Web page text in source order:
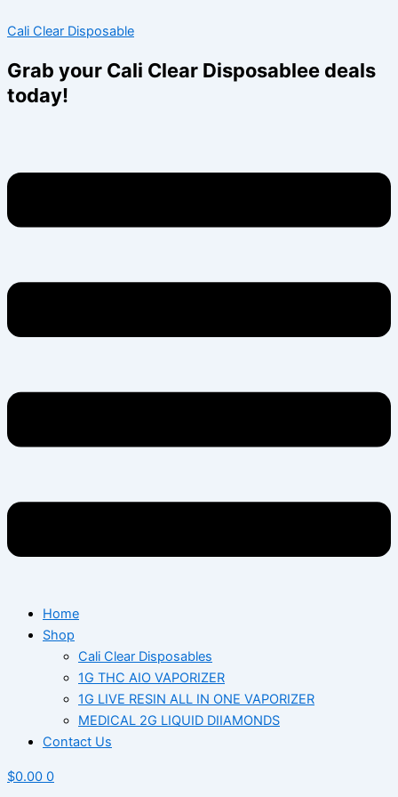
to
Cali Clear Disposable
Grab your Cali Clear Disposablee deals
today!
Home
Shop
Cali Clear Disposables
1G THC AIO VAPORIZER
1G LIVE RESIN ALL IN ONE VAPORIZER
MEDICAL 2G LIQUID DIIAMONDS
Contact Us
$0.00 0